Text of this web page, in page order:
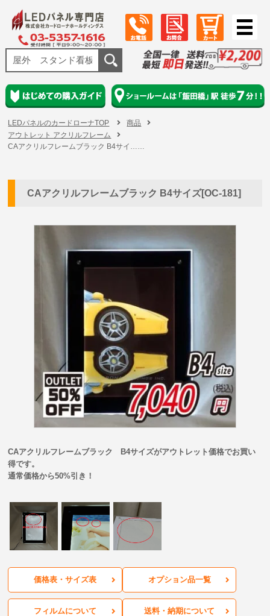
LEDパネルのカードローナTOP
商品
アウトレット アクリルフレーム
CAアクリルフレームブラック B4サイ……
CAアクリルフレームブラック B4サイズ[OC-181]
CAアクリルフレームブラック B4サイズがアウトレット価格でお買い
得です。
通常価格から50%引き！
価格表・サイズ表 オプション品一覧
フィルムについて 送料・納期について